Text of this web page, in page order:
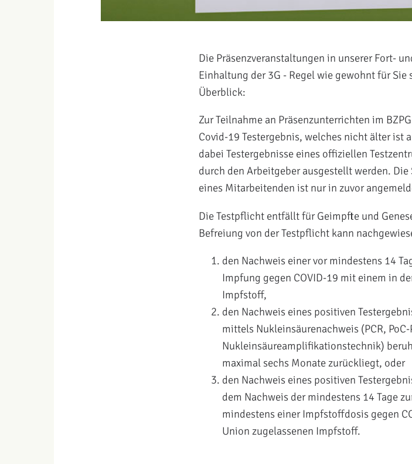
Die Präsenzveranstaltungen in unserer Fort-
Einhaltung der 3G - Regel wie gewohnt für
Überblick:
Zur Teilnahme an Präsenzunterrichten im
Covid-19 Testergebnis, welches nicht älter ist
dabei Testergebnisse eines offiziellen
durch den Arbeitgeber ausgestellt werden.
eines Mitarbeitenden ist nur in zuvor
Die Testpflicht entfällt für Geimpfte und
Befreiung von der Testpflicht kann
den Nachweis einer vor mindestens 14
Impfung gegen COVID-19 mit einem in
Impfstoff,
den Nachweis eines positiven
mittels Nukleinsäurenachweis (PCR,
Nukleinsäureamplifikationstechnik)
maximal sechs Monate zurückliegt, oder
den Nachweis eines positiven
dem Nachweis der mindestens 14 Tage
mindestens einer Impfstoffdosis gegen
Union zugelassenen Impfstoff.